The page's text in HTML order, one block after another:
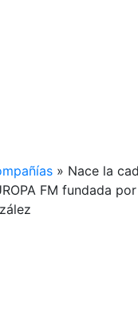
» Nace la
FM fundada